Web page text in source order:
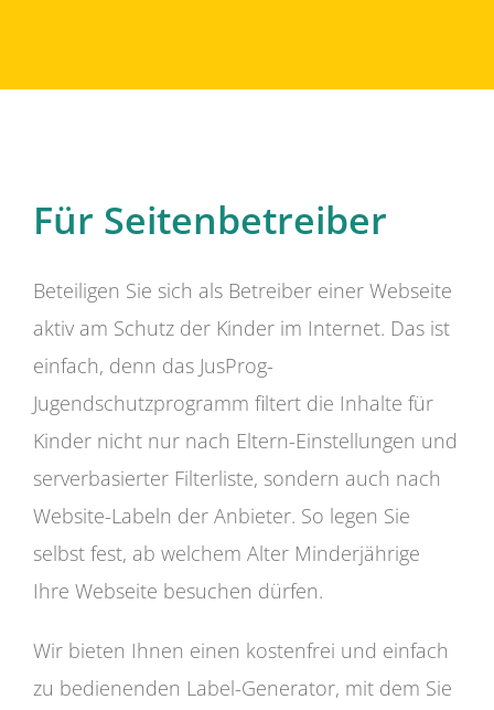
Für Seitenbetreiber
Beteiligen Sie sich als Betreiber einer Webseite
aktiv am Schutz der Kinder im Internet. Das ist
einfach, denn das JusProg-
Jugendschutzprogramm filtert die Inhalte für
Kinder nicht nur nach Eltern-Einstellungen und
serverbasierter Filterliste, sondern auch nach
Website-Labeln der Anbieter. So legen Sie
selbst fest, ab welchem Alter Minderjährige
Ihre Webseite besuchen dürfen.
Wir bieten Ihnen einen kostenfrei und einfach
zu bedienenden Label-Generator, mit dem Sie